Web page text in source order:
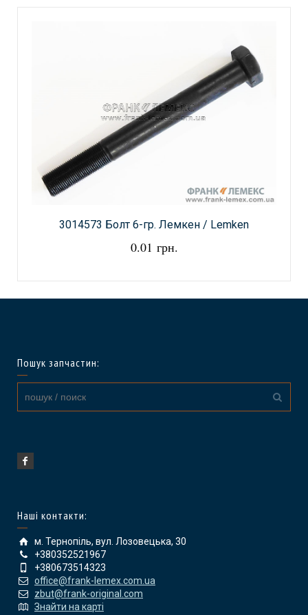
3014573 Болт 6-гр. Лемкен / Lemken
0.01 грн.
Пошук запчастин:
Наші контакти:
м. Тернопіль, вул. Лозовецька, 30
+380352521967
+380673514323
office@frank-lemex.com.ua
zbut@frank-original.com
Знайти на карті